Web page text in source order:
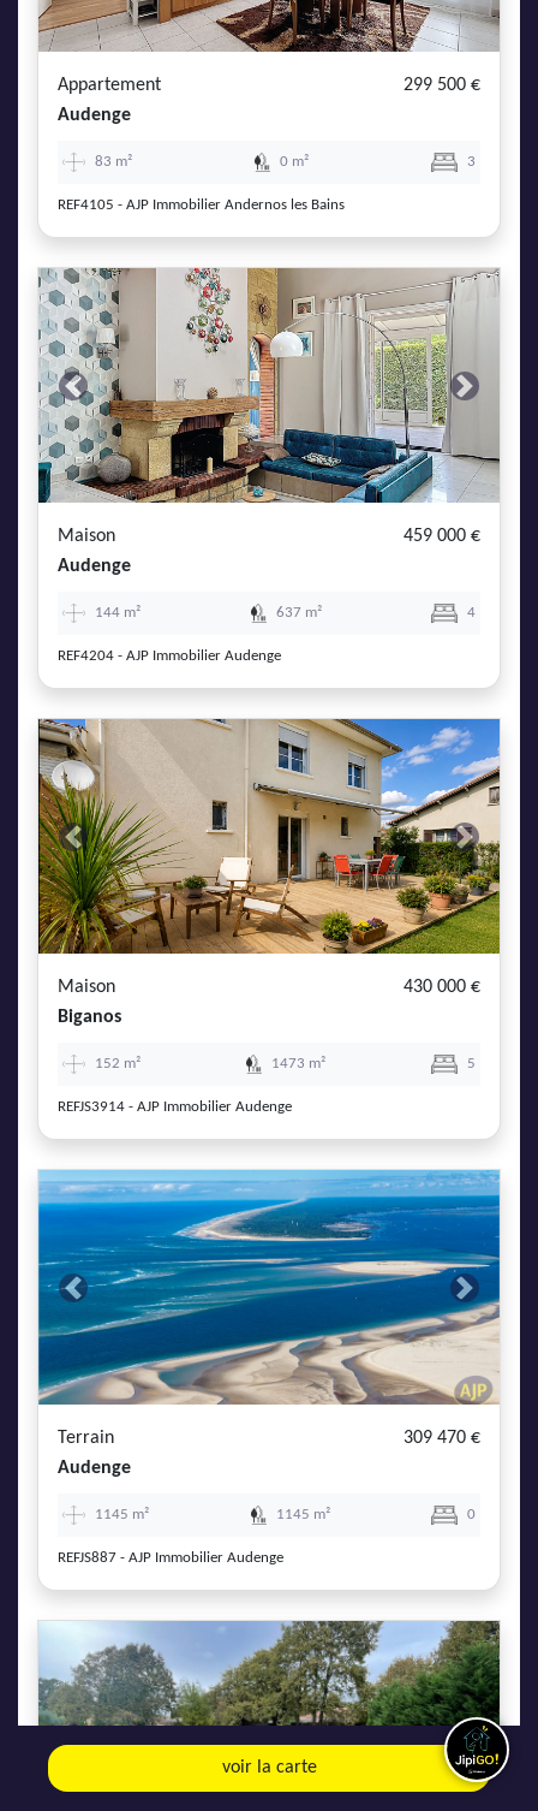
Appartement
299 500 €
Audenge
83 m² 0 m² 3
REF4105 - AJP Immobilier Andernos les Bains
Previous Next
Maison
459 000 €
Audenge
144 m² 637 m² 4
REF4204 - AJP Immobilier Audenge
Previous Next
Maison
430 000 €
Biganos
152 m² 1473 m² 5
REFJS3914 - AJP Immobilier Audenge
Previous Next
Terrain
309 470 €
Audenge
1145 m² 1145 m² 0
REFJS887 - AJP Immobilier Audenge
Next
voir la carte